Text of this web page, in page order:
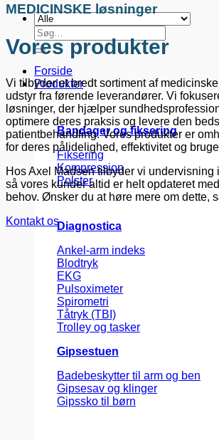
Søg
efter:
Forside
Produkter
Bandager og fiksering
Fiksering
Kompression
Polster
Diagnostica
Ankel-arm indeks
Blodtryk
EKG
Pulsoximeter
Spirometri
Tåtryk (TBI)
Trolley og tasker
Gipsestuen
Badebeskytter til arm og ben
Gipsesav og klinger
Gipssko til børn
MEDICINSKE løsninger
Vores produkter
Vi tilbyder et bredt sortiment af
udstyr fra førende leverandører. Vi
løsninger, der hjælper
optimere deres praksis og levere den
patientbehandling. Vores produkter er
for deres pålidelighed, effektivitet og
Hos Axel Madsen tilbyder vi undervisning
så vores kunder altid er helt opdateret
behov. Ønsker du at høre mere om dette,
Kontakt os